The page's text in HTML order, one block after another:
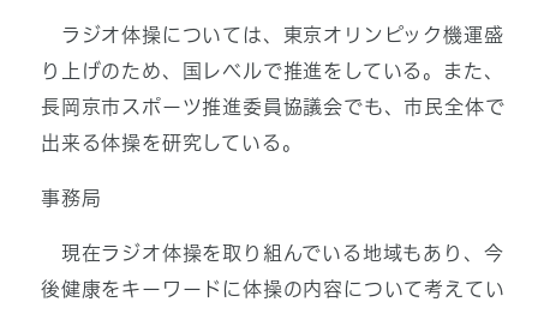
ラジオ体操については、東京オリンピック機運盛
り上げのため、国レベルで推進をしている。また、
長岡京市スポーツ推進委員協議会でも、市民全体で
出来る体操を研究している。
事務局
現在ラジオ体操を取り組んでいる地域もあり、今
後健康をキーワードに体操の内容について考えてい